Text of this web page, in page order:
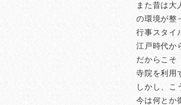
また昔は大
の環境が整
行事スタイ
江戸時代か
だからこそ
寺院を利用
しかし、こ
今は何とか